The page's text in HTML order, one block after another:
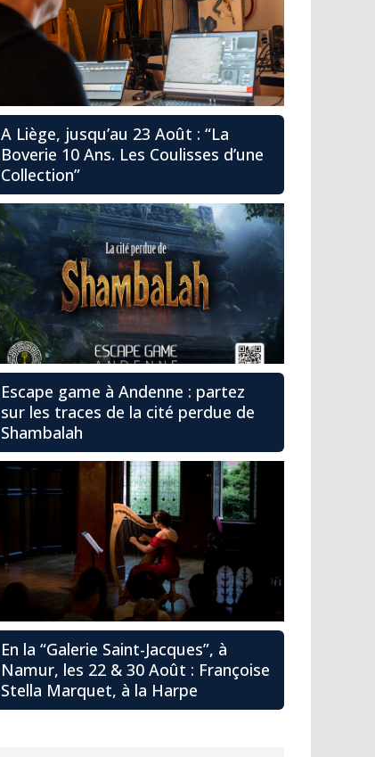
A Liège, jusqu’au 23 Août : “La
Boverie 10 Ans. Les Coulisses d’une
Collection”
Escape game à Andenne : partez
sur les traces de la cité perdue de
Shambalah
En la “Galerie Saint-Jacques”, à
Namur, les 22 & 30 Août : Françoise
Stella Marquet, à la Harpe